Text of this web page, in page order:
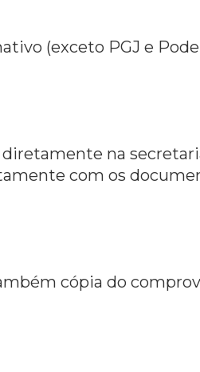
(exceto PGJ e
na
com os
cópia do